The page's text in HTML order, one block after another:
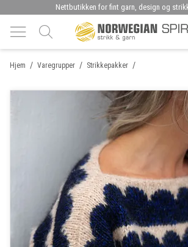
Nettbutikken for fint garn, design og
/
Hjem /
Varegrupper /
Strikkepakker